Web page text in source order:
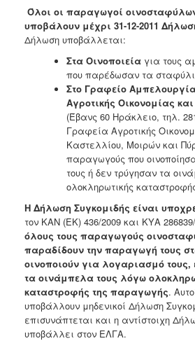
Προγράμματα
Προσχολική
Αγωγή
Κοιμητήρια
Κέντρο
Οικογένειας
ΠΟΛΙΤΙΣΜΟΣ
ΑΝΘΕΚΤΙΚΗ
ΠΟΛΗ
Όλοι οι παραγωγοί
υποβάλουν μέχρι 31-12-2011
Δήλωση υποβάλλεται:
Στα Οινοποιεία για τους
που παρέδωσαν τα
Στο Γραφείο
Αγροτικής Οικονομίας
(Έβανς 60 Ηράκλειο, τηλ.
Γραφεία Αγροτικής
Καστελλίου, Μοιρών και
παραγωγούς που
τους ή δεν τρύγησαν τα
ολοκληρωτικής
Η Δήλωση Συγκομιδής είναι
τον ΚΑΝ (ΕΚ) 436/2009 και ΚΥΑ
όλους τους παραγωγούς
παραδίδουν την παραγωγή τους
οινοποιούν για λογαριασμό τους,
τα οινάμπελα τους λόγω
καταστροφής της παραγωγής.
υποβάλλουν μηδενικοί Δήλωση
επισυνάπτεται και η αντίστοιχη
υποβάλλει στον ΕΛΓΑ.